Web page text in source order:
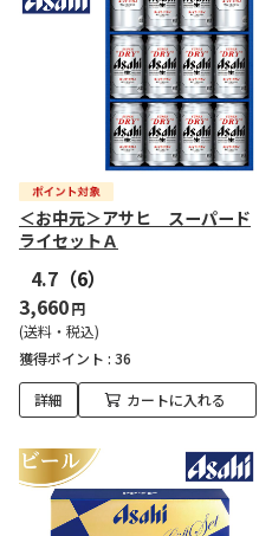
＜お中元＞アサヒ スーパード
ライセットＡ
4.7 （6）
3,660円
(送料・税込)
獲得ポイント : 36
詳細 カートに入れる